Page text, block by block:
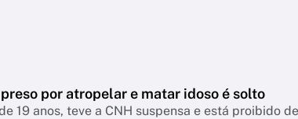
por atropelar e matar idoso é solto
19 anos, teve a CNH suspensa e está proibido